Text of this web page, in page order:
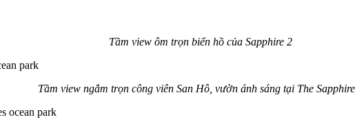
Tầm view ôm trọn biển hồ của Sapphire 2
Tầm view ngắm trọn công viên San Hô, vườn ánh sáng tại The